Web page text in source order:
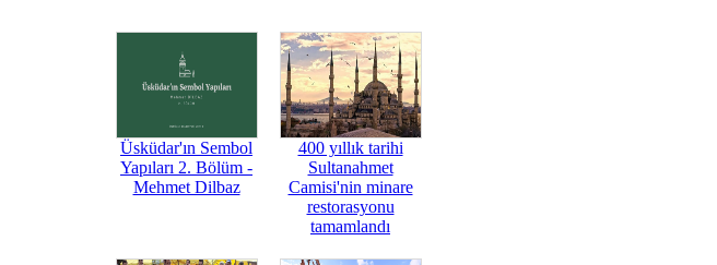
Üsküdar'ın Sembol
Yapıları 2. Bölüm -
Mehmet Dilbaz
400 yıllık tarihi
Sultanahmet
Camisi'nin minare
restorasyonu
tamamlandı